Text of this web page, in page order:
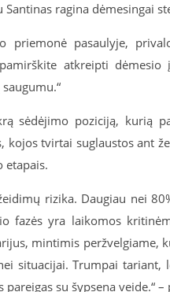
ragina dėmesingai
priemonė pasaulyje,
atkreipti
sėdėjimo poziciją, kurią
tvirtai suglaustos ant
etapais.
rizika. Daugiau nei
fazės yra laikomos
mintimis peržvelgiame,
situacijai. Trumpai
su šypsena veide.“ –